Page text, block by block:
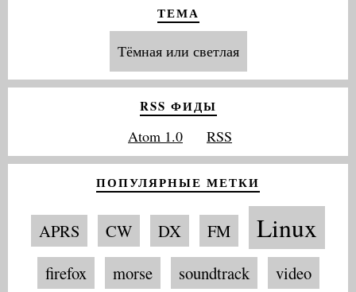
ТЕМА
Тёмная или светлая
RSS ФИДЫ
Atom 1.0 RSS
ПОПУЛЯРНЫЕ МЕТКИ
APRS CW DX FM Linux
firefox morse soundtrack
video